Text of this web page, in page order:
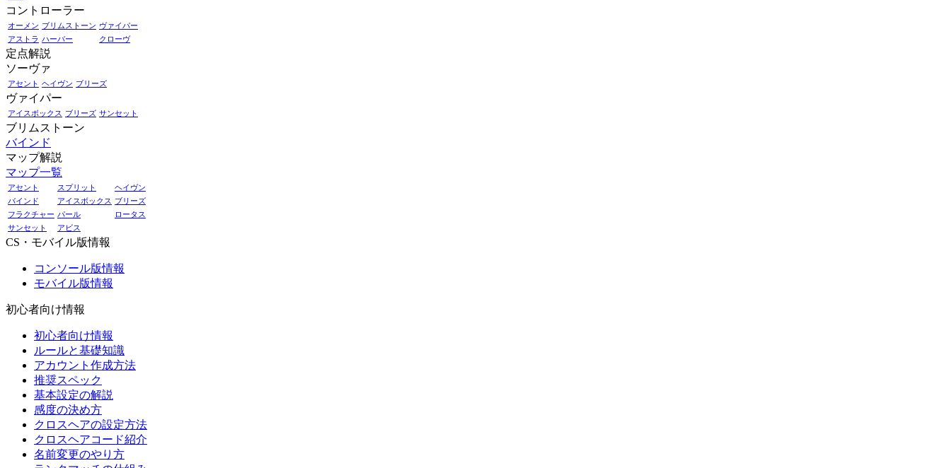
コントローラー
オーメン ブリムストーン ヴァイパー
アストラ ハーバー クローヴ
定点解説
ソーヴァ
アセント ヘイヴン ブリーズ
ヴァイパー
アイスボックス ブリーズ サンセット
ブリムストーン
バインド
マップ解説
マップ一覧
アセント スプリット
ヘイヴン
バインド
アイスボックス ブリーズ
フラクチャー パール
ロータス
サンセット
アビス
CS・モバイル版情報
コンソール版情報
モバイル版情報
初心者向け情報
初心者向け情報
ルールと基礎知識
アカウント作成方法
推奨スペック
基本設定の解説
感度の決め方
クロスヘアの設定方法
クロスヘアコード紹介
名前変更のやり方